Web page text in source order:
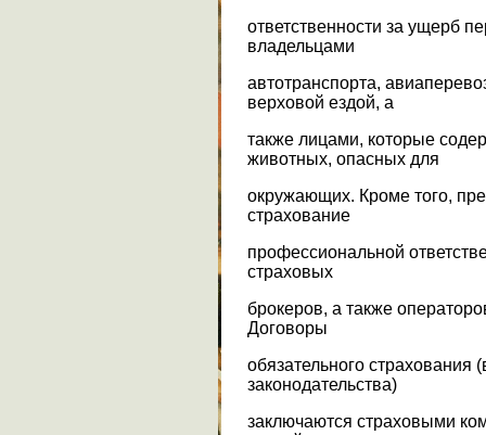
ответственности за ущерб
владельцами
автотранспорта,
верховой ездой, а
также лицами, которые
животных, опасных для
окружающих. Кроме того,
страхование
профессиональной
страховых
брокеров, а также
Договоры
обязательного страхования
законодательства)
заключаются страховыми